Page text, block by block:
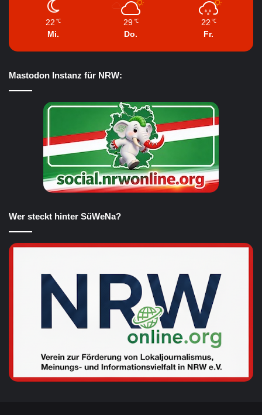
22 ℃
Mi.
29 ℃
Do.
22 ℃
Fr.
Mastodon Instanz für NRW:
Wer steckt hinter SüWeNa?